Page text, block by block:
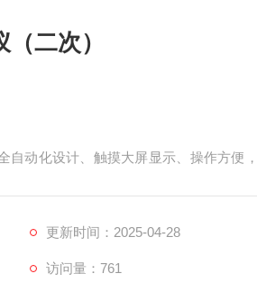
二次）
自动化设计、触摸大屏显示、操作方便
更新时间：2025-04-28
访问量：761